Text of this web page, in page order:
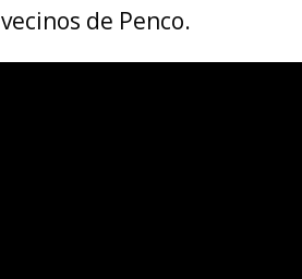
de Penco.